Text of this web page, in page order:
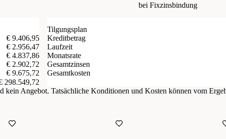
bei Fixzinsbindung
€ 9.406,95
€ 2.956,47
€ 4.837,86
€ 2.902,72
€ 9.675,72
298.549,72
Tilgungsplan
Kreditbetrag
Laufzeit
Monatsrate
Gesamtzinsen
Gesamtkosten
Angebot. Tatsächliche Konditionen und Kosten können vom